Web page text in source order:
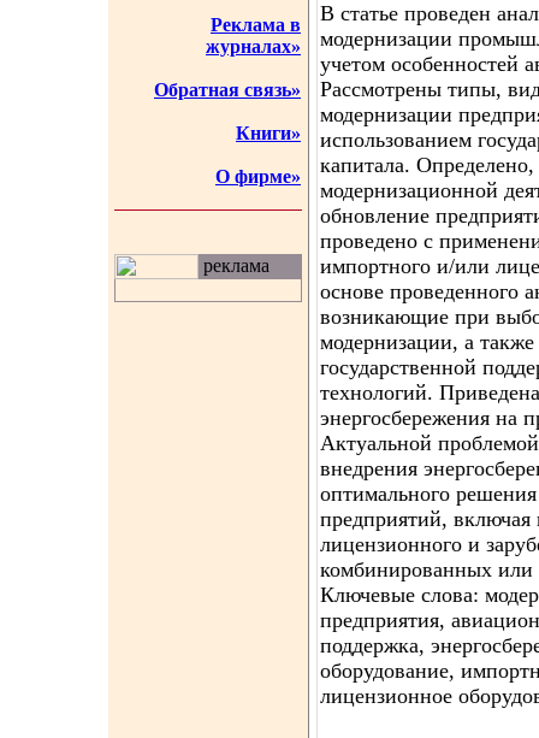
Реклама в
журналах»
Обратная связь»
Книги»
О фирме»
реклама
В статье проведен
модернизации
учетом особенностей
Рассмотрены типы,
модернизации
использованием
капитала.
модернизационной
обновление
проведено с
импортного и/или
основе проведенного
возникающие при
модернизации, а
государственной
технологий.
энергосбережения
Актуальной
внедрения
оптимального
предприятий, включая
лицензионного и
комбинированных или
Ключевые слова:
предприятия,
поддержка,
оборудование,
лицензионное